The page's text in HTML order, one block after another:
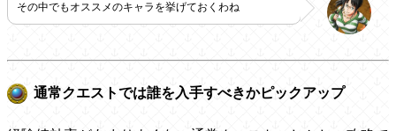
その中でもオススメのキャラを挙げておくわね
通常クエストでは誰を入手すべきかピックアップ